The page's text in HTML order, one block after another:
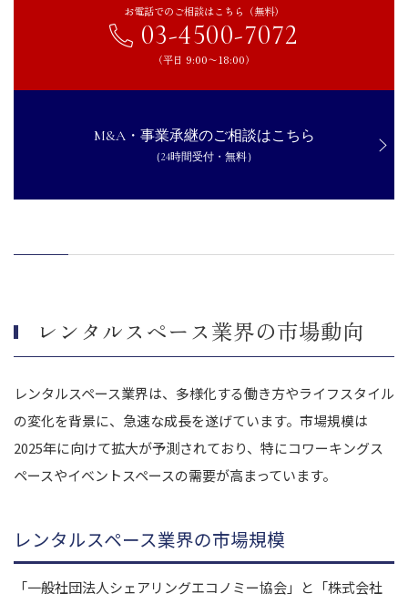
新規参入時のコスト軽減
デューデリジェンスへの丁寧な対応が必要
レンタルスペース業のM&Aを成功させるためのポイント
エリアリンク株式会社による株式会社LIFULL SPACEのM&A
功させましょう
お電話でのご相談はこちら（無料）
03-4500-7072
（平日 9:00〜18:00）
M&A・事業承継のご相談はこちら
（24時間受付・無料）
レンタルスペース業界の市場動向
レンタルスペース業界は、多様化する働き方やライフスタイル
の変化を背景に、急速な成長を遂げています。市場規模は
2025年に向けて拡大が予測されており、特にコワーキングス
ペースやイベントスペースの需要が高まっています。
レンタルスペース業界の市場規模
「一般社団法人シェアリングエコノミー協会」と「株式会社